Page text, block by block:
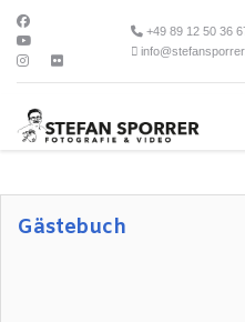
+49 89 12 50 36
Gästebuch